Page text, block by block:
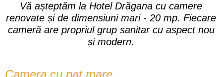
Vă așteptăm la Hotel Drăgana cu camere
renovate și de dimensiuni mari - 20 mp. Fiecare
cameră are propriul grup sanitar cu aspect nou
și modern.
Camera cu pat mare